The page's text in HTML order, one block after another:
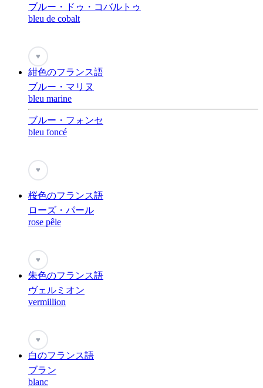
ブルー・ドゥ・コバルトゥ
bleu de cobalt
♥
紺色のフランス語
ブルー・マリヌ
bleu marine
ブルー・フォンセ
bleu foncé
♥
桜色のフランス語
ローズ・パール
rose pêle
♥
朱色のフランス語
ヴェルミオン
vermillion
♥
白のフランス語
ブラン
blanc